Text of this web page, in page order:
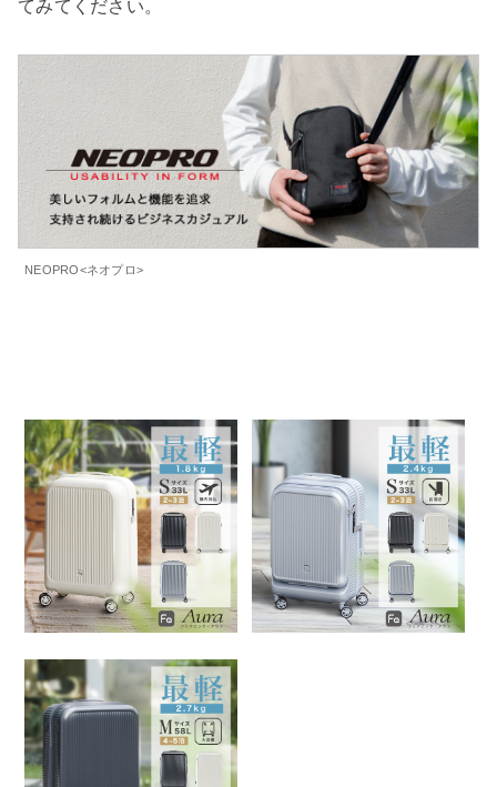
てみてください。
NEOPRO<ネオプロ>